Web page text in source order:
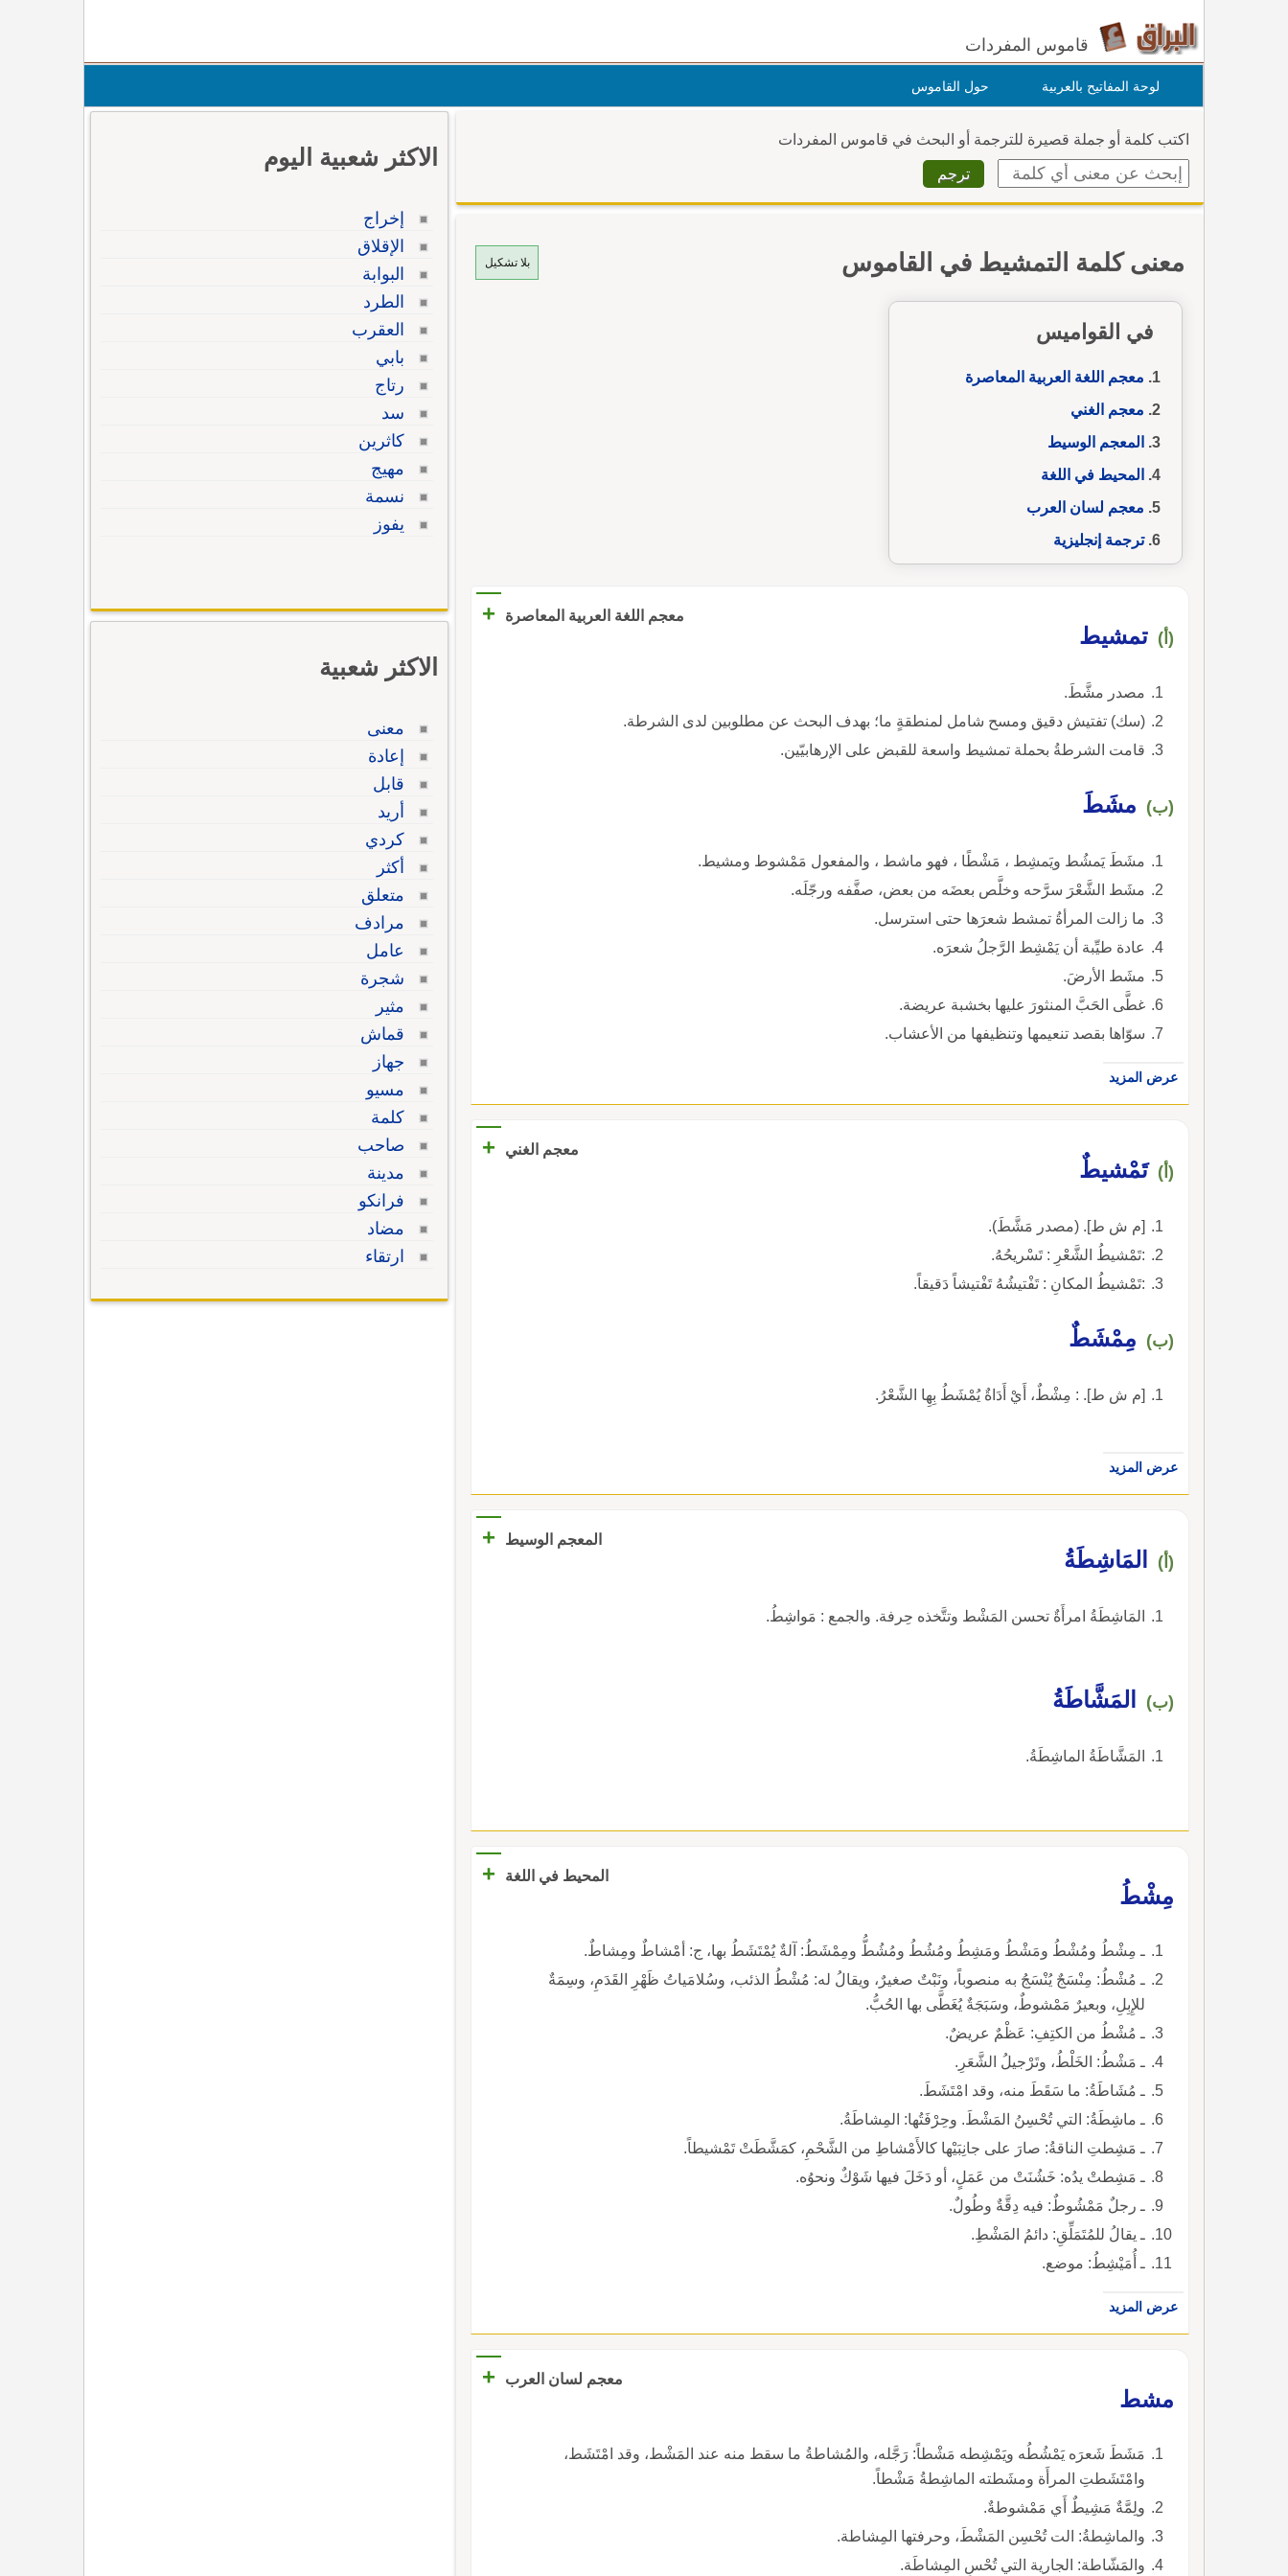
قاموس المفردات
لوحة المفاتيح بالعربية حول القاموس
اكتب كلمة أو جملة قصيرة للترجمة أو البحث في قاموس المفردات
بلا تشكيل معنى كلمة التمشيط في القاموس
في القواميس
معجم اللغة العربية المعاصرة
معجم الغني
المعجم الوسيط
المحيط في اللغة
معجم لسان العرب
ترجمة إنجليزية
معجم اللغة العربية المعاصرة +
(أ) تمشيط
مصدر مشَّطَ.
(سك) تفتيش دقيق ومسح شامل لمنطقةٍ ما؛ بهدف البحث عن مطلوبين لدى الشرطة.
قامت الشرطةُ بحملة تمشيط واسعة للقبض على الإرهابيّين.
(ب) مشَطَ
مشَطَ يَمشُط ويَمشِط ، مَشْطًا ، فهو ماشط ، والمفعول مَمْشوط ومشيط.
مشَط الشَّعْرَ سرَّحه وخلَّص بعضَه من بعض، صفَّفه ورجّلَه.
ما زالت المرأةُ تمشط شعرَها حتى استرسل.
عادة طيِّبة أن يَمْشِط الرَّجلُ شعرَه.
مشَط الأرضَ.
غطَّى الحَبَّ المنثورَ عليها بخشبة عريضة.
سوّاها بقصد تنعيمها وتنظيفها من الأعشاب.
عرض المزيد
معجم الغني +
(أ) تَمْشيطٌ
[م ش ط]. (مصدر مَشَّطَ).
:تَمْشيطُ الشَّعْرِ : تَسْريحُهُ.
:تَمْشيطُ المكانِ : تَفْتيشُهُ تَفْتيشاً دَقيقاً.
(ب) مِمْشَطٌ
[م ش ط]. : مِشْطٌ، أَيْ أَدَاةٌ يُمْشَطُ بِهِا الشَّعْرُ.
عرض المزيد
المعجم الوسيط +
(أ) المَاشِطَةُ
المَاشِطَةُ امرأَةٌ تحسن المَشْط وتتَّخذه حِرفة. والجمع : مَواشِطُ.
(ب) المَشَّاطَةُ
المَشَّاطَةُ الماشِطَةُ.
المحيط في اللغة
+
مِشْطُ
ـ مِشْطُ ومُشْطُ ومَشْطُ ومَشِطُ ومُشُطُ ومُشُطُّ ومِمْشَطُ: آلةٌ يُمْتَشَطُ بها، ج: أمْشاطٌ ومِشاطٌ.
ـ مُشْطُ: مِنْسَجٌ يُنْسَجُ به منصوباً، ونَبْتٌ صغيرٌ، ويقالُ له: مُشْطُ الذئب، وسُلامَياتُ ظَهْرِ القَدَمِ، وسِمَةٌ
للإِبِلِ، وبعيرٌ مَمْشوطٌ، وسَبَجَةٌ يُغَطَّى بها الحُبُّ.
ـ مُشْطُ من الكتِفِ: عَظْمٌ عريضٌ.
ـ مَشْطُ: الخَلْطُ، وتَرْجيلُ الشَّعَرِ.
ـ مُشَاطَةُ: ما سَقَطَ منه، وقد امْتَشَطَ.
ـ ماشِطَةُ: التي تُحْسِنُ المَشْطَ. وحِرْفَتُها: المِشاطَةُ.
ـ مَشِطتِ الناقةُ: صارَ على جانِبَيْها كالأَمْشاطِ من الشَّحْمِ، كمَشَّطَتْ تَمْشيطاً.
ـ مَشِطتْ يدُه: خَشُنَتْ من عَمَلٍ، أو دَخَلَ فيها شَوْكٌ ونحوُه.
ـ رجلٌ مَمْشُوطٌ: فيه دِقَّةٌ وطُولٌ.
ـ يقالُ للمُتَمَلِّقِ: دائمُ المَشْطِ.
ـ أُمَيْشِطُ: موضع.
عرض المزيد
معجم لسان العرب
+
مشط
مَشَطَ شَعرَه يَمْشُطُه ويَمْشِطه مَشْطاً: رَجَّله، والمُشاطةُ ما سقط منه عند المَشْط، وقد امْتَشَط،
وامْتَشَطتِ المرأَة ومشَطته الماشِطةُ مَشْطاً.
ولِمَّةٌ مَشِيطٌ أَي مَمْشوطةٌ.
والماشِطةُ: الت تُحْسِن المَشْطَ، وحرفتها المِشاطة.
والمَشّاطة: الجارية التي تُحْسِ المِشاطَة.
الاكثر شعبية اليوم
إخراج
الإقلاق
البوابة
الطرد
العقرب
بابي
رتاج
سد
كاثرين
مهيج
نسمة
يفوز
الاكثر شعبية
معنى
إعادة
قابل
أريد
كردي
أكثر
متعلق
مرادف
عامل
شجرة
مثير
قماش
جهاز
مسيو
كلمة
صاحب
مدينة
فرانكو
مضاد
ارتقاء